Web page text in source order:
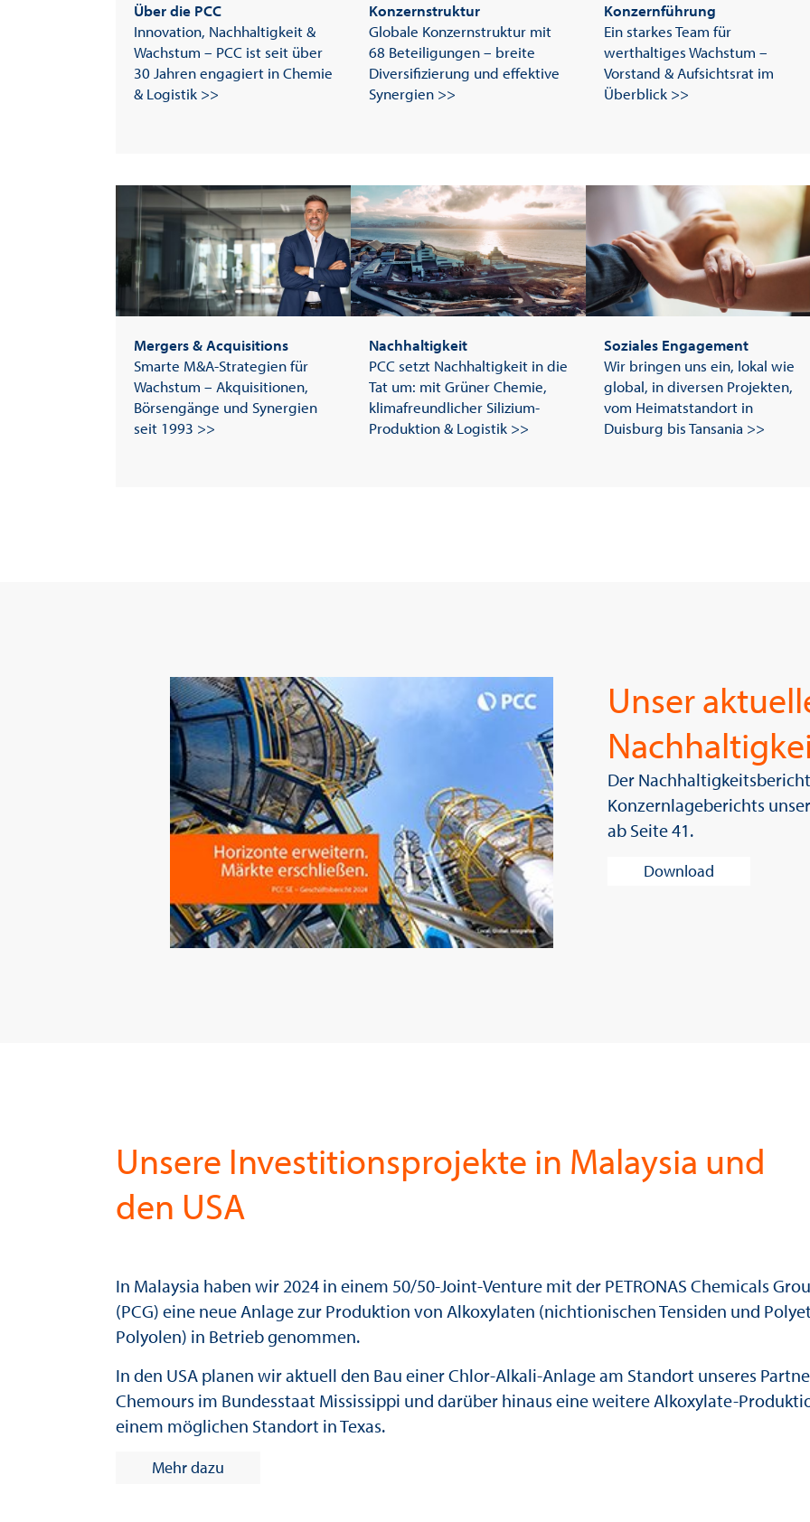
Über die PCC
Innovation, Nachhaltigkeit &
Wachstum – PCC ist seit über
30 Jahren engagiert in Chemie
& Logistik >>
Konzernstruktur
Globale Konzernstruktur mit
68 Beteiligungen – breite
Diversifizierung und effektive
Synergien >>
Konzernführung
Ein starkes Team für
werthaltiges Wachstum –
Vorstand & Aufsichtsrat im
Überblick >>
Mergers & Acquisitions
Smarte M&A-Strategien für
Wachstum – Akquisitionen,
Börsengänge und Synergien
seit 1993 >>
Nachhaltigkeit
PCC setzt Nachhaltigkeit in die
Tat um: mit Grüner Chemie,
klimafreundlicher Silizium-
Produktion & Logistik >>
Soziales Engagement
Wir bringen uns ein, lokal wie
global, in diversen Projekten,
vom Heimatstandort in
Duisburg bis Tansania >>
Unser
Der Nachhaltigkeitsbericht
Konzernlageberichts
ab Seite 41.
Download
Unsere Investitionsprojekte in Malaysia und
den USA
In Malaysia haben wir 2024 in einem 50/50-Joint-Venture mit der PETRONAS Chemicals
(PCG) eine neue Anlage zur Produktion von Alkoxylaten (nichtionischen Tensiden und
Polyolen) in Betrieb genommen.
In den USA planen wir aktuell den Bau einer Chlor-Alkali-Anlage am Standort unseres
Chemours im Bundesstaat Mississippi und darüber hinaus eine weitere Alkoxylate-
einem möglichen Standort in Texas.
Mehr dazu